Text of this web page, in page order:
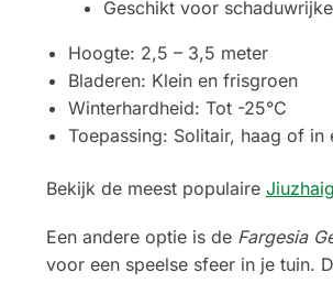
Geschikt voor
Hoogte: 2,5 – 3,5 meter
Bladeren: Klein en frisgroen
Winterhardheid: Tot -25°C
Toepassing: Solitair, haag of in
Bekijk de meest populaire
Een andere optie is de Fargesia
voor een speelse sfeer in je tuin.